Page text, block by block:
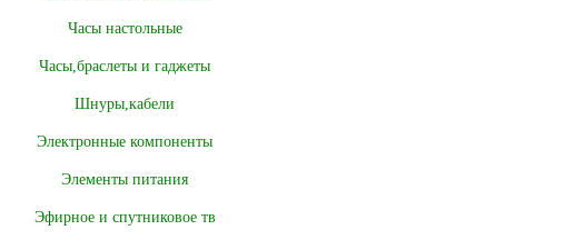
Часы настольные
Часы,браслеты и гаджеты
Шнуры,кабели
Электронные компоненты
Элементы питания
Эфирное и спутниковое тв